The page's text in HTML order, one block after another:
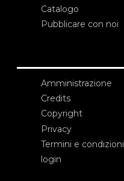
Catalogo
Pubblicare con noi
Amministrazione
Credits
Copyright
Privacy
Termini e condizioni
login